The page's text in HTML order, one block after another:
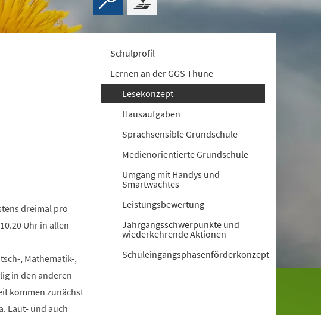
dreimal pro
Uhr in allen
, Mathematik-,
in den anderen
kommen zunächst
Laut- und auch
Schulprofil
Lernen an der GGS Thune
Lesekonzept
Hausaufgaben
Sprachsensible Grundschule
Medienorientierte Grundschule
Umgang mit Handys und
Smartwachtes
Leistungsbewertung
Jahrgangsschwerpunkte und
wiederkehrende Aktionen
Schuleingangsphasenförderkonzept